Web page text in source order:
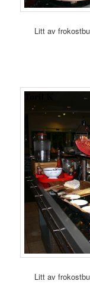
Litt av
Litt av